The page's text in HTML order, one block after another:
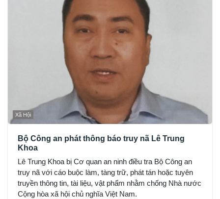
Xã Hội
Bộ Công an phát thông báo truy nã Lê Trung
Khoa
Lê Trung Khoa bị Cơ quan an ninh điều tra Bộ Công an
truy nã với cáo buộc làm, tàng trữ, phát tán hoặc tuyên
truyền thông tin, tài liệu, vật phẩm nhằm chống Nhà nước
Cộng hòa xã hội chủ nghĩa Việt Nam.